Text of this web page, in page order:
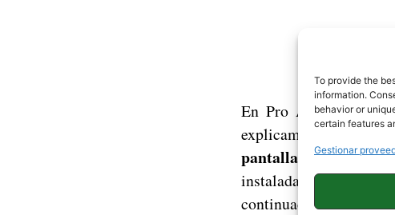
To provide the
information.
behavior or
certain features
Gestionar
En Pro Android, y
explicamoscomo
pantalla está
instalada la aplicación
continuación os